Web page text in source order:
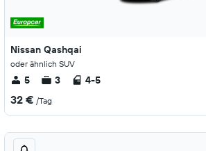
Nissan Qashqai
oder ähnlich SUV
5 3 4-5
32 € /Tag